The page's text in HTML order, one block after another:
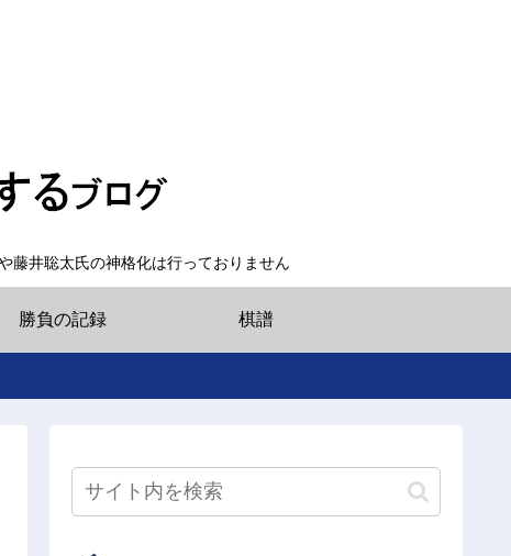
藤井聡太氏の神格化は行っておりません
勝負の記録 棋譜